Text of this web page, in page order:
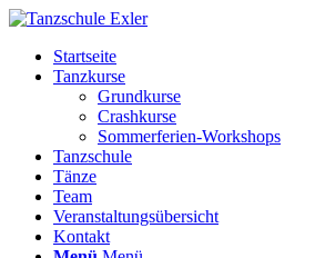
Startseite
Tanzkurse
Grundkurse
Crashkurse
Sommerferien-Workshops
Tanzschule
Tänze
Team
Veranstaltungsübersicht
Kontakt